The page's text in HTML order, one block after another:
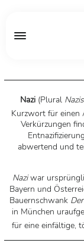
Nazi(Plural Nazis
Kurzwort für einen
Verkürzungen
abwertend und
Naziwar
Bayern und
Bauernschwank
in München
für eine einfältige,